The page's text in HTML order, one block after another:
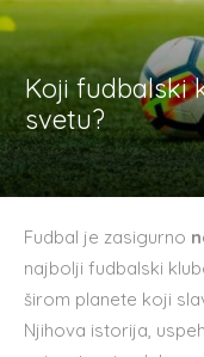
Koji fudbalski
svetu?
Fudbal je zasigurno
najbolji fudbalski
širom planete koji
Njihova istorija,